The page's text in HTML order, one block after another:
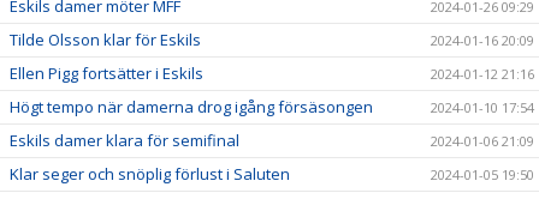
Eskils damer möter MFF 2024-01-26 09:29
Tilde Olsson klar för Eskils 2024-01-16 20:09
Ellen Pigg fortsätter i Eskils 2024-01-12 21:16
Högt tempo när damerna drog igång försäsongen 2024-01-10 17:54
Eskils damer klara för semifinal 2024-01-06 21:09
Klar seger och snöplig förlust i Saluten 2024-01-05 19:50